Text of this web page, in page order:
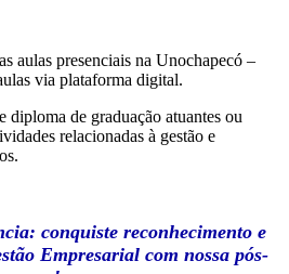
aulas presenciais na Unochapecó –
via plataforma digital.
diploma de graduação atuantes ou
relacionadas à gestão e
conquiste reconhecimento e
Empresarial com nossa pós-